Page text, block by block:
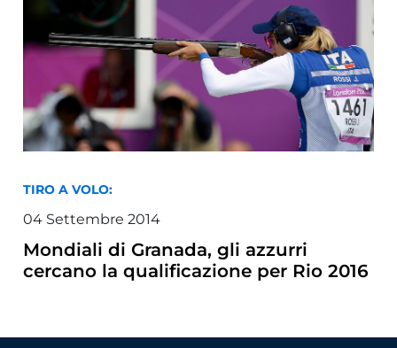
TIRO A VOLO:
04 Settembre 2014
Mondiali di Granada, gli azzurri
cercano la qualificazione per Rio 2016